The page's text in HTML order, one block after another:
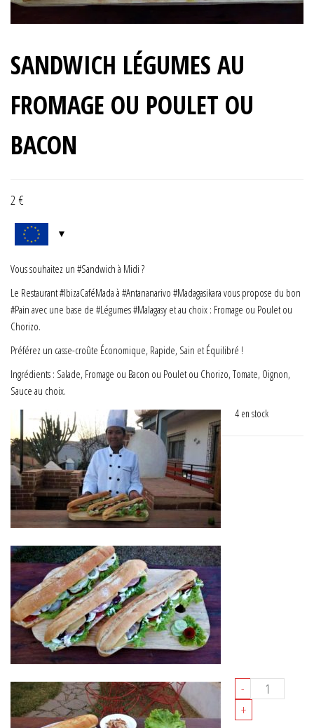
SANDWICH LÉGUMES AU
FROMAGE OU POULET OU
BACON
2€
Vous souhaitez un #Sandwich à Midi ?
Le Restaurant #IbizaCaféMada à #Antananarivo #Madagasikara vous propose du bon
#Pain avec une base de #Légumes #Malagasy et au choix : Fromage ou Poulet ou
Chorizo.
Préférez un casse-croûte Économique, Rapide, Sain et Équilibré !
Ingrédients : Salade, Fromage ou Bacon ou Poulet ou Chorizo, Tomate, Oignon,
Sauce au choix.
4 en stock
-
quantité
de
SANDWICH
+